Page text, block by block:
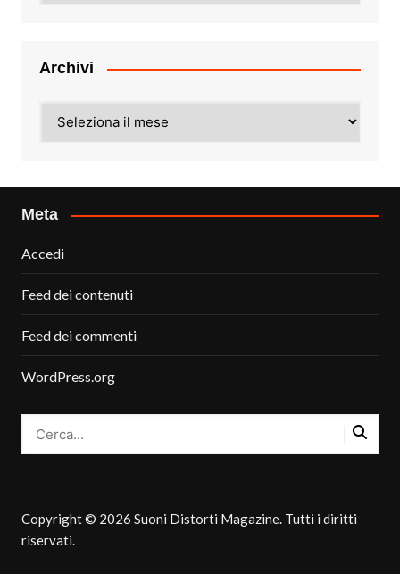
Archivi
Meta
Accedi
Feed dei contenuti
Feed dei commenti
WordPress.org
Copyright © 2026 Suoni Distorti Magazine. Tutti i diritti
riservati.